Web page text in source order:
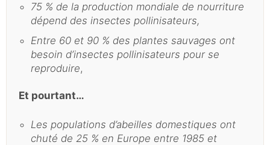
75 % de la production mondiale de nourriture
dépend des insectes pollinisateurs,
Entre 60 et 90 % des plantes sauvages ont
besoin d’insectes pollinisateurs pour se
reproduire,
Et pourtant…
Les populations d’abeilles domestiques ont
chuté de 25 % en Europe entre 1985 et